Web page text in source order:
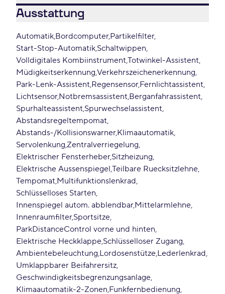
Ausstattung
Automatik Bordcomputer Partikelfilter
Start-Stop-Automatik Schaltwippen
Volldigitales KombiinstrumentTotwinkel-Assistent
Müdigkeitserkennung Verkehrszeichenerkennung
Park-Lenk-Assistent Regensensor Fernlichtassistent
Lichtsensor Notbremsassistent Berganfahrassistent
Spurhalteassistent Spurwechselassistent
Abstandsregeltempomat
Abstands-/Kollisionswarner Klimaautomatik
Servolenkung Zentralverriegelung
Elektrischer Fensterheber Sitzheizung
Elektrische Aussenspiegel Teilbare Ruecksitzlehne
Tempomat Multifunktionslenkrad
Schlüsselloses Starten
Innenspiegel autom. abblendbar Mittelarmlehne
Innenraumfilter Sportsitze
ParkDistanceControl vorne und hinten
Elektrische Heckklappe Schlüsselloser Zugang
Ambientebeleuchtung Lordosenstütze Lederlenkrad
Umklappbarer Beifahrersitz
Geschwindigkeitsbegrenzungsanlage
Klimaautomatik-2-Zonen Funkfernbedienung